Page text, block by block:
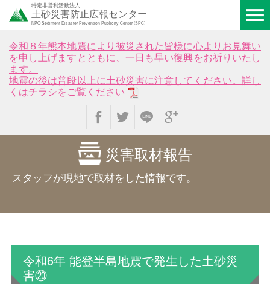
特定非営利活動法人
土砂災害防止広報センター
NPO Sediment Disaster Prevention Publicity Center (SPC)
令和８年熊本地震により被災された皆様に心よりお見舞い
を申し上げますとともに、一日も早い復興をお祈りいたし
ます。
地震の後は普段以上に土砂災害に注意してください。詳し
くはチラシをご覧ください
災害取材報告
スタッフが現地で取材をした情報です。
令和6年 能登半島地震で発生した土砂災
害⑳